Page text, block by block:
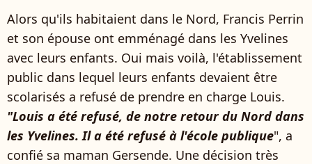
Alors qu'ils habitaient dans le Nord, Francis Perrin
et son épouse ont emménagé dans les Yvelines
avec leurs enfants. Oui mais voilà, l'établissement
public dans lequel leurs enfants devaient être
scolarisés a refusé de prendre en charge Louis.
"Louis a été refusé, de notre retour du Nord dans
les Yvelines. Il a été refusé à l'école publique", a
confié sa maman Gersende. Une décision très